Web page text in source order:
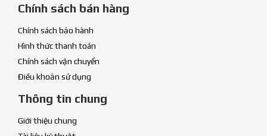
Chính sách bán hàng
Chính sách bảo hành
Hình thức thanh toán
Chính sách vận chuyển
Điều khoản sử dụng
Thông tin chung
Giới thiệu chung